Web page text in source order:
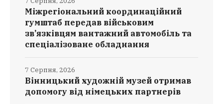
Міжрегіональний координаційний
гумштаб передав військовим
зв’язківцям вантажний автомобіль та
спеціалізоване обладнання
Вінницький художній музей отримав
допомогу від німецьких партнерів
7 Серпня, 2026